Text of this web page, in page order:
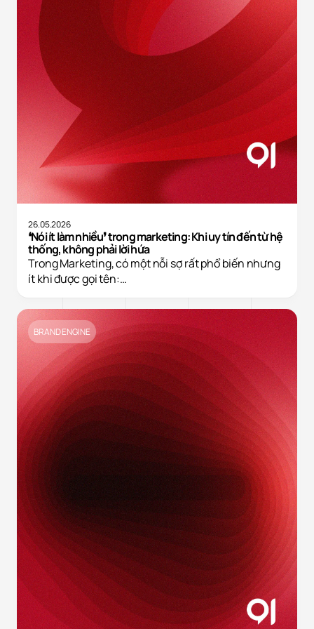
26.05.2026
❛Nói ít làm nhiều❜ trong marketing: Khi uy tín đến từ hệ
thống, không phải lời hứa
Trong Marketing, có một nỗi sợ rất phổ biến nhưng
ít khi được gọi tên:…
BRAND ENGINE